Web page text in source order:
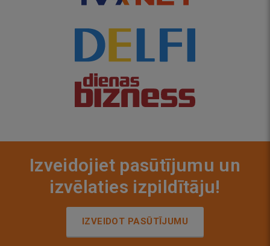
Izveidojiet pasūtījumu un
izvēlaties izpildītāju!
IZVEIDOT PASŪTĪJUMU